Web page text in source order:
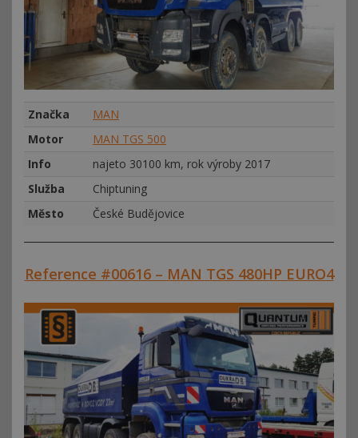
Značka
MAN
Motor
MAN TGS 500
Info
najeto 30100 km, rok výroby 2017
Služba
Chiptuning
Město
České Budějovice
Reference #00616 – MAN TGS 480HP EURO4